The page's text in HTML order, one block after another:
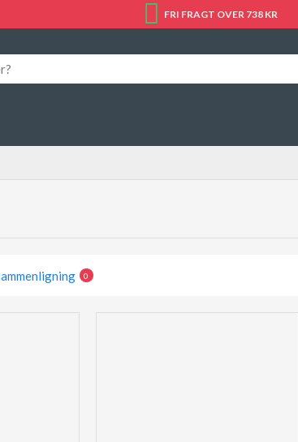
FRI FRAGT OVER 738 KR
0